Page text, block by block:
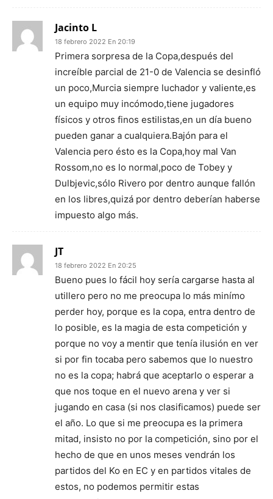
Jacinto L
18 febrero 2022 En 20:19
Primera sorpresa de la Copa,después del
increíble parcial de 21-0 de Valencia se desinfló
un poco,Murcia siempre luchador y valiente,es
un equipo muy incómodo,tiene jugadores
físicos y otros finos estilistas,en un día bueno
pueden ganar a cualquiera.Bajón para el
Valencia pero ésto es la Copa,hoy mal Van
Rossom,no es lo normal,poco de Tobey y
Dulbjevic,sólo Rivero por dentro aunque fallón
en los libres,quizá por dentro deberían haberse
impuesto algo más.
JT
18 febrero 2022 En 20:25
Bueno pues lo fácil hoy sería cargarse hasta al
utillero pero no me preocupa lo más minímo
perder hoy, porque es la copa, entra dentro de
lo posible, es la magia de esta competición y
porque no voy a mentir que tenía ilusión en ver
si por fin tocaba pero sabemos que lo nuestro
no es la copa; habrá que aceptarlo o esperar a
que nos toque en el nuevo arena y ver si
jugando en casa (si nos clasificamos) puede ser
el año. Lo que si me preocupa es la primera
mitad, insisto no por la competición, sino por el
hecho de que en unos meses vendrán los
partidos del Ko en EC y en partidos vitales de
estos, no podemos permitir estas